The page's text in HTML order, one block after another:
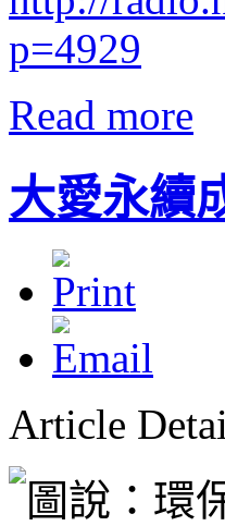
p=4929
Read more
大愛永續
Article